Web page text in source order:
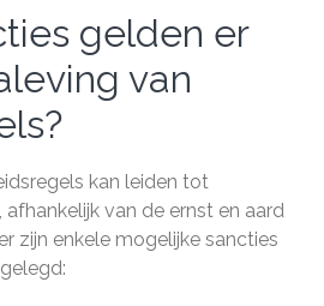
gelden er
van
kan leiden tot
van de ernst en aard
zijn enkele mogelijke sancties